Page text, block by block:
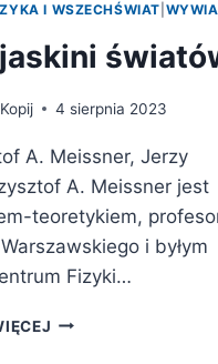
I WSZECHŚWIAT
4 sierpnia 2023
A. Meissner, Jerzy
A. Meissner jest
teoretykiem,
i byłym
Fizyki…
FIZYK